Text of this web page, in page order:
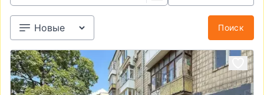
Поиск